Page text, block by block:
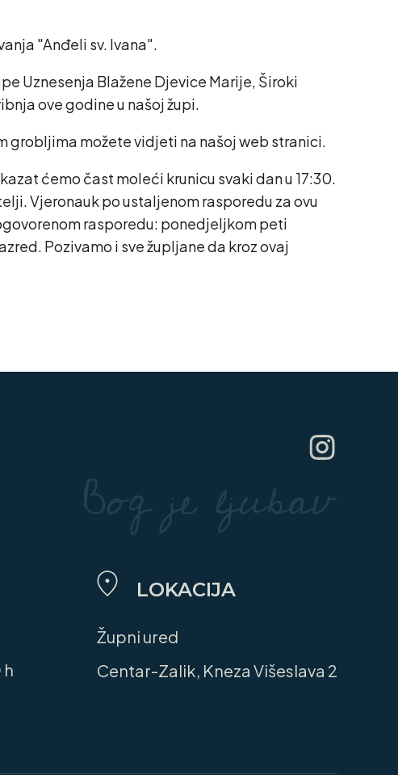
"Anđeli sv. Ivana".
Uznesenja Blažene Djevice Marije, Široki
ove godine u našoj župi.
grobljima možete vidjeti na našoj web stranici.
ćemo čast moleći krunicu svaki dan u 17:30.
Vjeronauk po ustaljenom rasporedu za ovu
rasporedu: ponedjeljkom peti
Pozivamo i sve župljane da kroz ovaj
h
LOKACIJA
Župni ured
Centar-Zalik, Kneza Višeslava 2